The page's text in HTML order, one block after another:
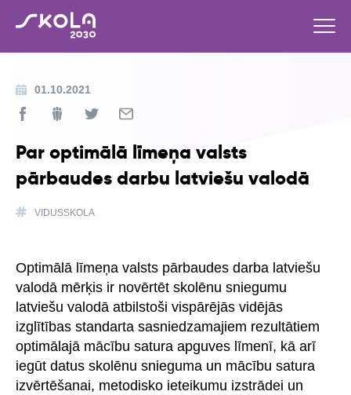
01.10.2021
Par optimālā līmeņa valsts
pārbaudes darbu latviešu valodā
VIDUSSKOLA
Optimālā līmeņa valsts pārbaudes darba latviešu
valodā mērķis ir novērtēt skolēnu sniegumu
latviešu valodā atbilstoši vispārējās vidējās
izglītības standarta sasniedzamajiem rezultātiem
optimālajā mācību satura apguves līmenī, kā arī
iegūt datus skolēnu snieguma un mācību satura
izvērtēšanai, metodisko ieteikumu izstrādei un